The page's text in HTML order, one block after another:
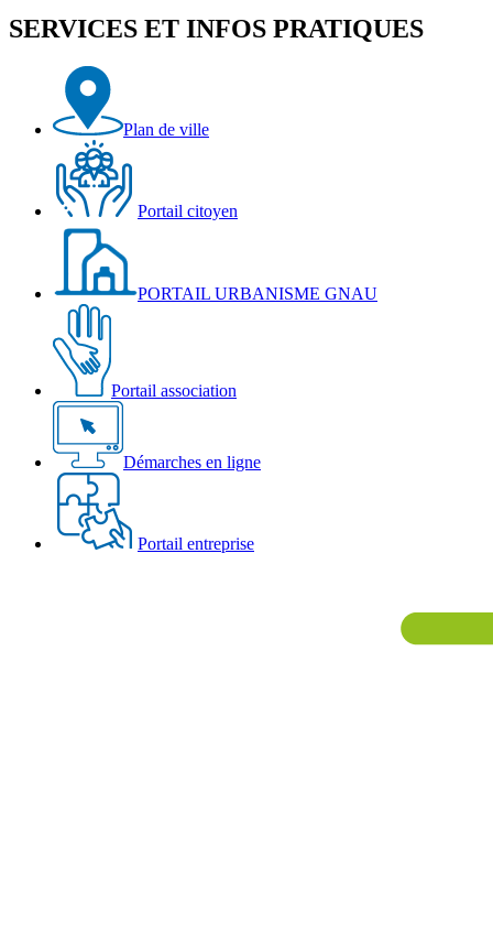
SERVICES ET INFOS PRATIQUES
Plan de ville
Portail citoyen
PORTAIL URBANISME GNAU
Portail association
Démarches en ligne
Portail entreprise